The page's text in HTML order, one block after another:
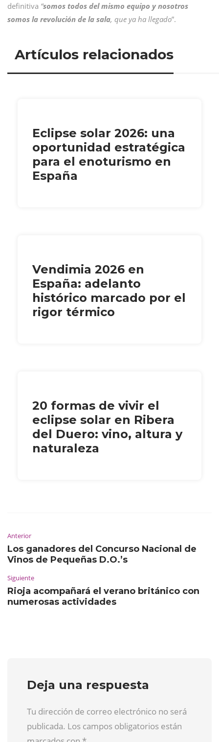
definitiva “somos todos del mismo equipo y nosotros
somos la revolución de la sala, que ya ha llegado”.
Artículos relacionados
Eclipse solar 2026: una
oportunidad estratégica
para el enoturismo en
España
Vendimia 2026 en
España: adelanto
histórico marcado por el
rigor térmico
20 formas de vivir el
eclipse solar en Ribera
del Duero: vino, altura y
naturaleza
Anterior
Los ganadores del Concurso Nacional de
Vinos de Pequeñas D.O.’s
Siguiente
Rioja acompañará el verano británico con
numerosas actividades
Deja una respuesta
Tu dirección de correo electrónico no será
publicada. Los campos obligatorios están